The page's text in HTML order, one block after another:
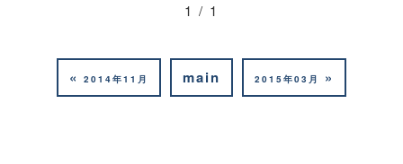
1 / 1
« 2014年11月 main 2015年03月 »